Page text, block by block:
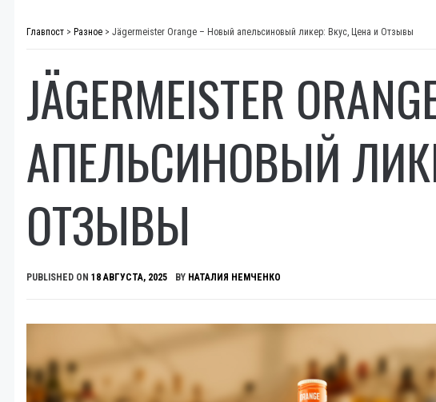
Главпост > Разное > Jägermeister Orange – Новый апельсиновый ликер: Вкус, Цена и Отзывы
JÄGERMEISTER
АПЕЛЬСИНОВЫЙ
ОТЗЫВЫ
PUBLISHED ON 18 АВГУСТА, 2025 BY НАТАЛИЯ НЕМЧЕНКО